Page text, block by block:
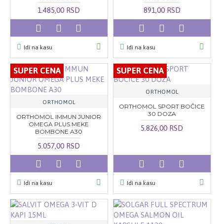
1.485,00 RSD
Idi na kasu
891,00 RSD
Idi na kasu
SUPER CENA
ORTHOMOL
ORTHOMOL IMMUN JUNIOR
OMEGA PLUS MEKE
BOMBONE A30
5.057,00 RSD
Idi na kasu
SUPER CENA
ORTHOMOL
ORTHOMOL SPORT BOČICE
30 DOZA
5.826,00 RSD
Idi na kasu